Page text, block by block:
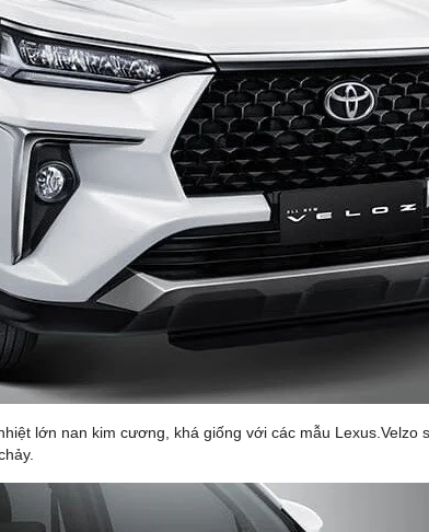
lớn nan kim cương, khá giống với các mẫu
ĐĂNG KÝ NGAY